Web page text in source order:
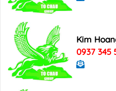
Kim
0937 345